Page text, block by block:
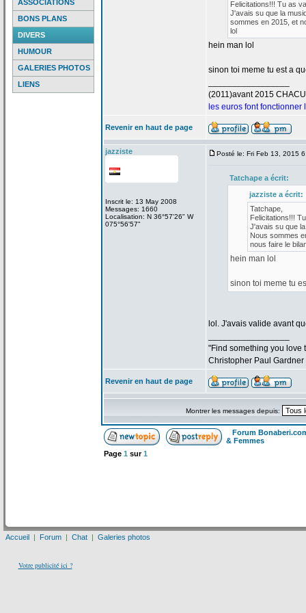
ASSOCIATIONS
BONS PLANS
DIVERS
HUMOUR
GALERIES PHOTOS
LIENS
Felicitations!!! Tu as
J'avais su que la
sommes en 2015, et
lol
hein man lol
sinon toi meme tu est a
(2011)avant 2015
les euros font fonctionner
Revenir en haut de page
jazziste
Inscrit le: 13 May 2008
Messages: 1660
Localisation: N 36°57'26" W
075°56'57"
Posté le: Fri Feb 13, 2015
Tatchape a écrit:
jazziste aécrit:
Tatchape,
Felicitations!!!
J'avais su que la
Nous sommes
nous faire le
hein man lol
sinon toi meme tu
lol. J'avais valide avant
"Find something you love
Christopher Paul Gardner
Revenir en haut de page
Montrer les messages depuis:
Forum
& Femmes
Page 1 sur1
Accueil | Forum | Chat | Galeries photos
Votre publicité ici ?